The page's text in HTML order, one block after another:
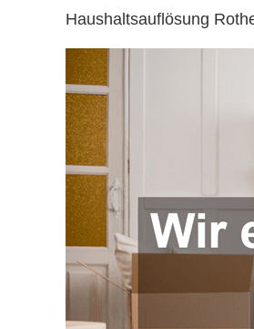
Haushaltsauflösung